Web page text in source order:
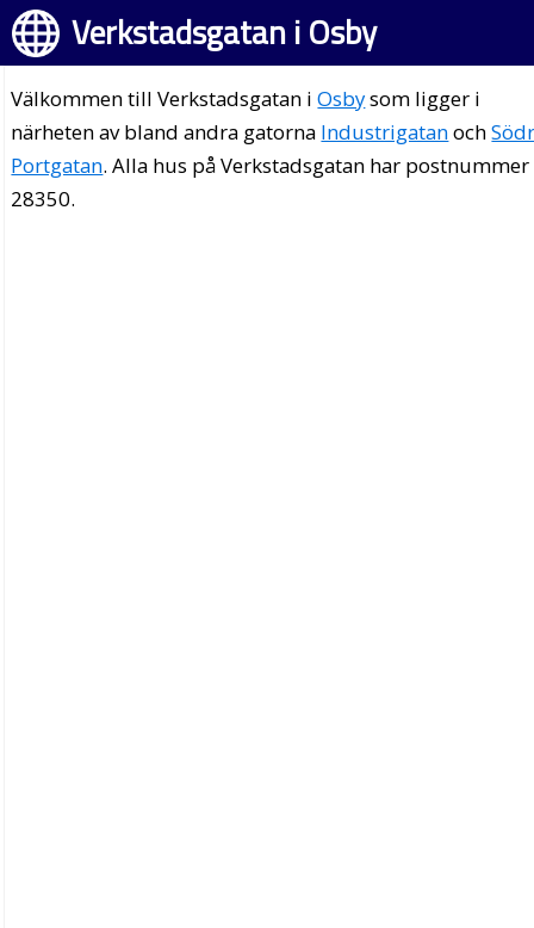
Verkstadsgatan i Osby
Välkommen till Verkstadsgatan iOsbysom ligger i
närheten av bland andra gatorna Industrigatanoch
Portgatan. Alla hus på Verkstadsgatan har postnummer
28350.